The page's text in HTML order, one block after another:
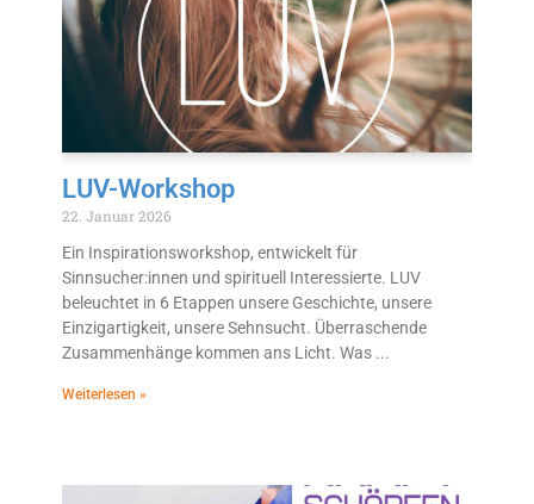
LUV-Workshop
22. Januar 2026
Ein Inspirationsworkshop, entwickelt für
Sinnsucher:innen und spirituell Interessierte. LUV
beleuchtet in 6 Etappen unsere Geschichte, unsere
Einzigartigkeit, unsere Sehnsucht. Überraschende
Zusammenhänge kommen ans Licht. Was
Weiterlesen »